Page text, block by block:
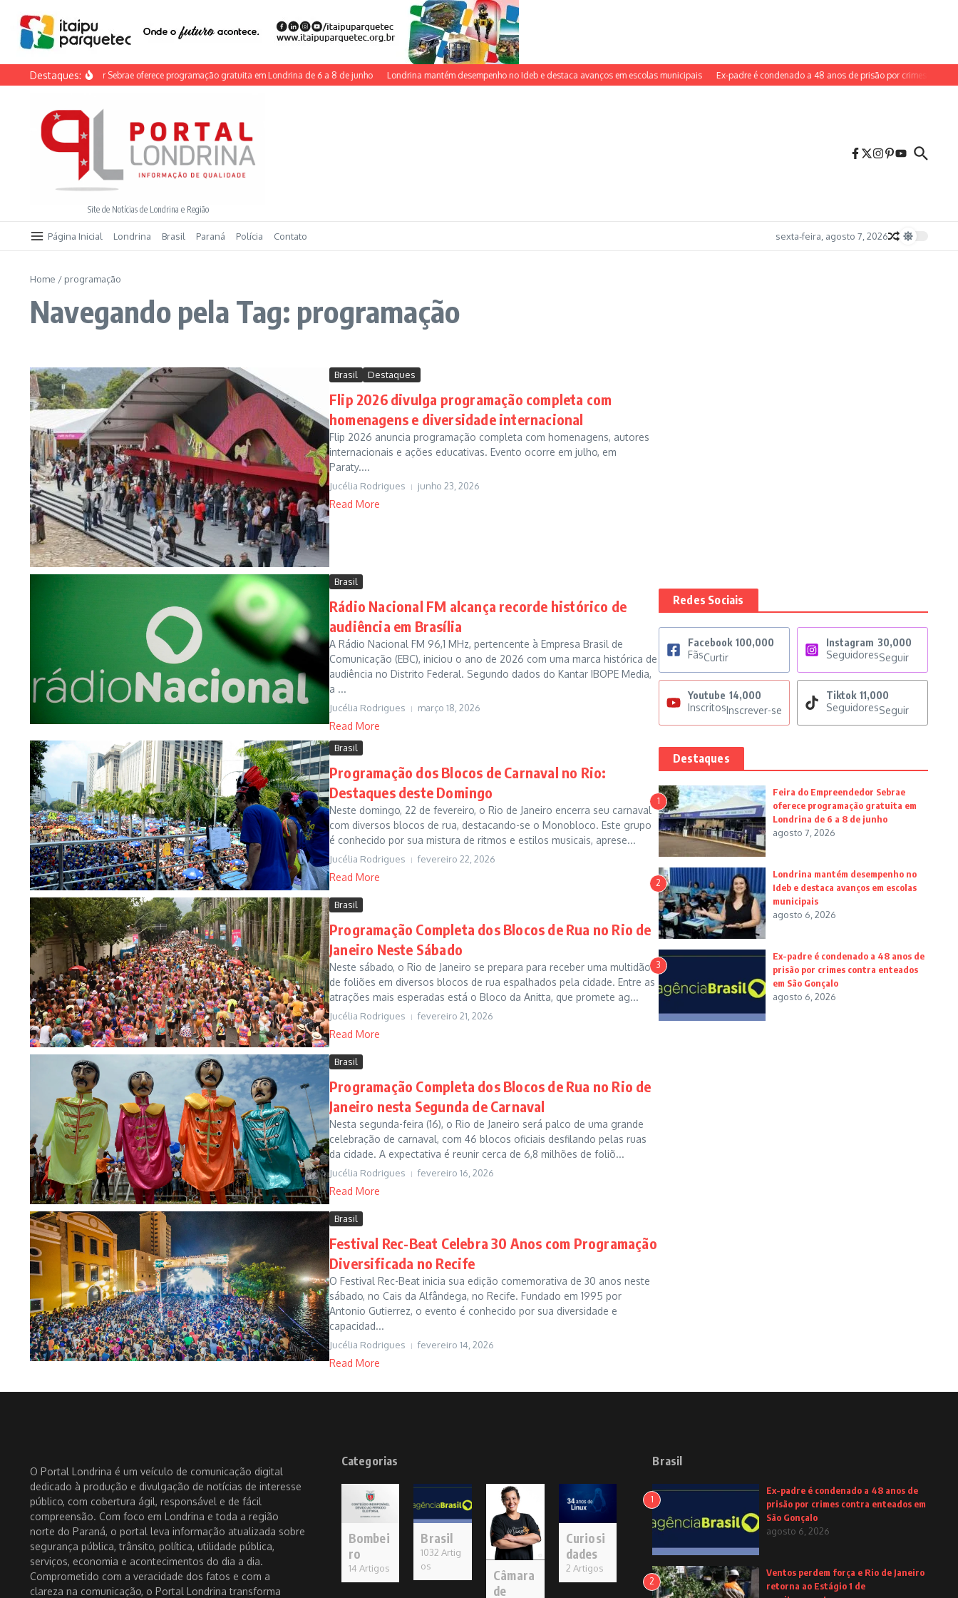
Ir para o conteúdo
Destaques:
do Empreendedor Sebrae oferece programação gratuita em Londrina de 6 a 8 de junho Londrina mantém desempenho no Ideb e destaca avanços em escolas municipais Ex-padre é condenado a 48 anos de prisão por crimes contra
Site de Notícias de Londrina e Região
Página Inicial Londrina Brasil Paraná Polícia Contato sexta-feira, agosto 7, 2026
Home / programação
Navegando pela Tag: programação
Brasil Destaques
Flip 2026 divulga programação completa com
homenagens e diversidade internacional
Flip 2026 anuncia programação completa com homenagens, autores
internacionais e ações educativas. Evento ocorre em julho, em
Paraty....
Jucélia Rodrigues junho 23, 2026
Read More
Brasil
Rádio Nacional FM alcança recorde histórico de
audiência em Brasília
A Rádio Nacional FM 96,1 MHz, pertencente à Empresa Brasil de
Comunicação (EBC), iniciou o ano de 2026 com uma marca histórica de
audiência no Distrito Federal. Segundo dados do Kantar IBOPE Media,
a ...
Jucélia Rodrigues março 18, 2026
Read More
Brasil
Programação dos Blocos de Carnaval no Rio:
Destaques deste Domingo
Neste domingo, 22 de fevereiro, o Rio de Janeiro encerra seu carnaval
com diversos blocos de rua, destacando-se o Monobloco. Este grupo
é conhecido por sua mistura de ritmos e estilos musicais, aprese...
Jucélia Rodrigues fevereiro 22, 2026
Read More
Brasil
Programação Completa dos Blocos de Rua no Rio de
Janeiro Neste Sábado
Neste sábado, o Rio de Janeiro se prepara para receber uma multidão
de foliões em diversos blocos de rua espalhados pela cidade. Entre as
atrações mais esperadas está o Bloco da Anitta, que promete ag...
Jucélia Rodrigues fevereiro 21, 2026
Read More
Brasil
Programação Completa dos Blocos de Rua no Rio de
Janeiro nesta Segunda de Carnaval
Nesta segunda-feira (16), o Rio de Janeiro será palco de uma grande
celebração de carnaval, com 46 blocos oficiais desfilando pelas ruas
da cidade. A expectativa é reunir cerca de 6,8 milhões de foliõ...
Jucélia Rodrigues fevereiro 16, 2026
Read More
Brasil
Festival Rec-Beat Celebra 30 Anos com Programação
Diversificada no Recife
O Festival Rec-Beat inicia sua edição comemorativa de 30 anos neste
sábado, no Cais da Alfândega, no Recife. Fundado em 1995 por
Antonio Gutierrez, o evento é conhecido por sua diversidade e
capacidad...
Jucélia Rodrigues fevereiro 14, 2026
Read More
Redes Sociais
Facebook 100,000
FãsCurtir
Instagram 30,000
SeguidoresSeguir
Youtube 14,000
InscritosInscrever-se
Tiktok 11,000
SeguidoresSeguir
Destaques
1
Feira do Empreendedor Sebrae
oferece programação gratuita em
Londrina de 6 a 8 de junho
agosto 7, 2026
2
Londrina mantém desempenho no
Ideb e destaca avanços em escolas
municipais
agosto 6, 2026
3
Ex-padre é condenado a 48 anos de
prisão por crimes contra enteados
em São Gonçalo
agosto 6, 2026
O Portal Londrina é um veículo de comunicação digital
dedicado à produção e divulgação de notícias de interesse
público, com cobertura ágil, responsável e de fácil
compreensão. Com foco em Londrina e toda a região
norte do Paraná, o portal leva informação atualizada sobre
segurança pública, trânsito, política, utilidade pública,
serviços, economia e acontecimentos do dia a dia.
Comprometido com a veracidade dos fatos e com a
clareza na comunicação, o Portal Londrina transforma
Categorias
Bombei
ro
14 Artigos
Brasil
1032 Artig
os
Câmara
de
Curiosi
dades
2 Artigos
Brasil
1
Ex-padre é condenado a 48 anos de
prisão por crimes contra enteados em
São Gonçalo
agosto 6, 2026
2
Ventos perdem força e Rio de Janeiro
retorna ao Estágio 1 de